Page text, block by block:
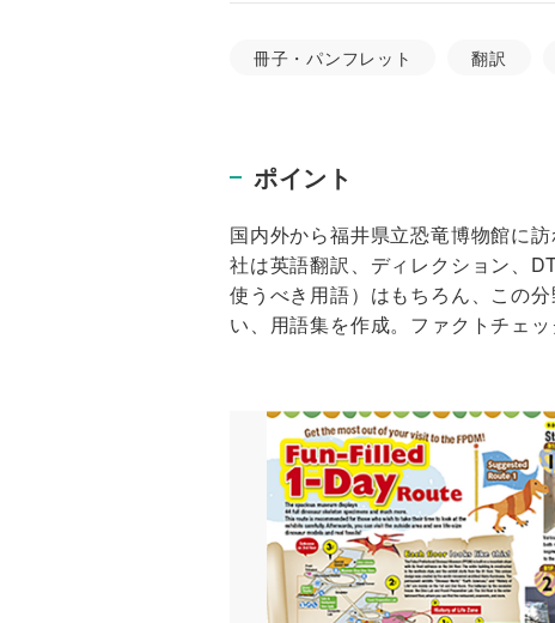
冊子・パンフレット 翻訳
ポイント
国内外から福井県立恐竜博物館に
社は英語翻訳、ディレクション、
使うべき用語）はもちろん、この
い、用語集を作成。ファクトチェ